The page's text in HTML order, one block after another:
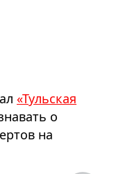
«Тульская
о
на